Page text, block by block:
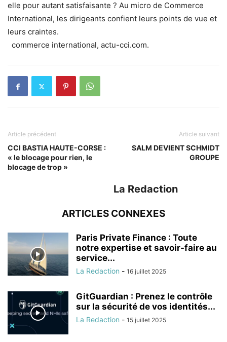
elle pour autant satisfaisante ? Au micro de Commerce
International, les dirigeants confient leurs points de vue et
leurs craintes.
commerce international, actu-cci.com.
Article précédent
CCI BASTIA HAUTE-CORSE :
« le blocage pour rien, le
blocage de trop »
Article suivant
SALM DEVIENT SCHMIDT
GROUPE
La Redaction
ARTICLES CONNEXES
Paris Private Finance : Toute
notre expertise et savoir-faire au
service...
La Redaction - 16 juillet 2025
GitGuardian : Prenez le contrôle
sur la sécurité de vos identités...
La Redaction - 15 juillet 2025